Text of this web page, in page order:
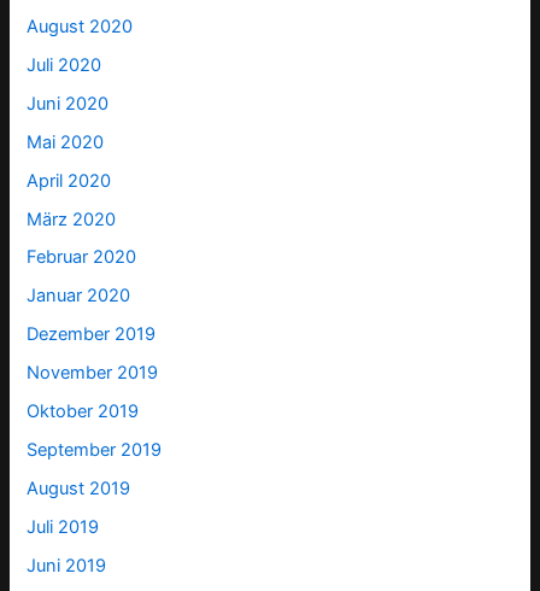
August 2020
Juli 2020
Juni 2020
Mai 2020
April 2020
März 2020
Februar 2020
Januar 2020
Dezember 2019
November 2019
Oktober 2019
September 2019
August 2019
Juli 2019
Juni 2019